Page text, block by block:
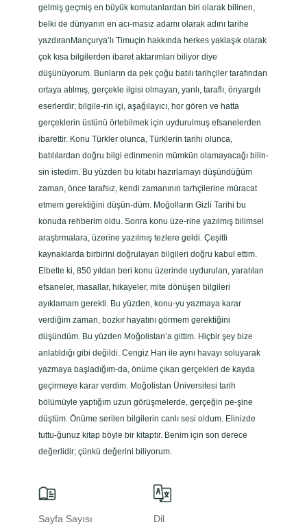
n
r
ı
n
ı
n
c
e
z
a
s
ı
)
a
d
e
t
gelmiş geçmiş en büyük komutanlardan biri olarak bilinen,
belki de dünyanın en acı-masız adamı olarak adını tarihe
yazdıranMançurya’lı Timuçin hakkında herkes yaklaşık olarak
çok kısa bilgilerden ibaret aktarımları biliyor diye
düşünüyorum. Bunların da pek çoğu batılı tarihçiler tarafından
ortaya atılmış, gerçekle ilgisi olmayan, yanlı, taraflı, önyargılı
eserlerdir; bilgile-rin içi, aşağılayıcı, hor gören ve hatta
gerçeklerin üstünü örtebilmek için uydurulmuş efsanelerden
ibarettir. Konu Türkler olunca, Türklerin tarihi olunca,
batılılardan doğru bilgi edinmenin mümkün olamayacağı bilin-
sin istedim. Bu yüzden bu kitabı hazırlamayı düşündüğüm
zaman, önce tarafsız, kendi zamanının tarhçilerine müracat
etmem gerektiğini düşün-düm. Moğolların Gizli Tarihi bu
konuda rehberim oldu. Sonra konu üze-rine yazılmış bilimsel
araştırmalara, üzerine yazılmış tezlere geldi. Çeşitli
kaynaklarda birbirini doğrulayan bilgileri doğru kabul ettim.
Elbette ki, 850 yıldan beri konu üzerinde uydurulan, yaratılan
efsaneler, masallar, hikayeler, mite dönüşen bilgileri
ayıklamam gerekti. Bu yüzden, konu-yu yazmaya karar
verdiğim zaman, bozkır hayatını görmem gerektiğini
düşündüm. Bu yüzden Moğolistan’a gittim. Hiçbir şey bize
anlatıldığı gibi değildi. Cengiz Han ile aynı havayı soluyarak
yazmaya başladığım-da, önüme çıkan gerçekleri de kayda
geçirmeye karar verdim. Moğolistan Üniversitesi tarih
bölümüyle yaptığım uzun görüşmelerde, gerçeğin pe-şine
düştüm. Önüme serilen bilgilerin canlı sesi oldum. Elinizde
tuttu-ğunuz kitap böyle bir kitaptır. Benim için son derece
değerlidir; çünkü değerini biliyorum.
Sayfa Sayısı
Dil